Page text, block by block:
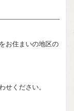
お住まいの地区の
ください。